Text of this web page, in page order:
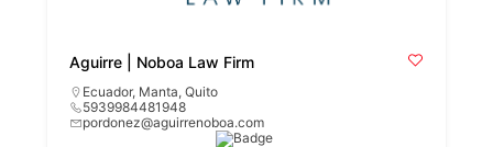
Aguirre | Noboa Law Firm
Ecuador, Manta,Quito
5939984481948
pordonez@aguirrenoboa.com